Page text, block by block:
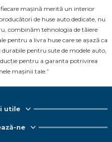
fiecare mașină merită un interior
de huse auto dedicate, nu
combinăm tehnologia de tăiere
pentru a livra huse care se așază ca
pentru sute de modele auto,
pentru a garanta potrivirea
mașinii tale.”
utile
ne